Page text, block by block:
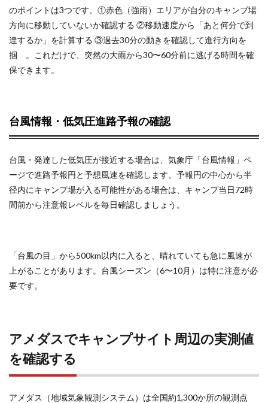
す
か？
7.4
Q4. ス
マホ
エリ
アで
は天
報を
にダ
ウン
ロー
ドで
7.5
Q5. 山
気予
報の
精度
はど
らい
のポイントは3つです。①赤色（強雨）エリアが自分のキャンプ場
方向に移動していないか確認する ②移動速度から「あと何分で到
達するか」を計算する ③過去30分の動きを確認して進行方向を
掴 。これだけで、突然の大雨から30〜60分前に逃げる時間を確
保できます。
台風情報・低気圧進路予報の確認
台風・発達した低気圧が接近する場合は、気象庁「台風情報」ペ
ージで進路予報円と予想風速を確認します。予報円の中心から半
径内にキャンプ場が入る可能性がある場合は、キャンプ当日72時
間前から注意報レベルを毎日確認しましょう。
「台風の目」から500km以内に入ると、晴れていても急に風速が
上がることがあります。台風シーズン（6〜10月）は特に注意が必
要です。
アメダスでキャンプサイト周辺の実測値
を確認する
アメダス（地域気象観測システム）は全国約1,300か所の観測点